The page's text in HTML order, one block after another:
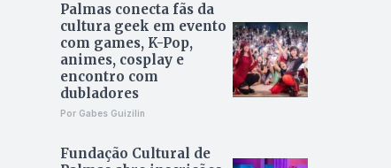
Palmas conecta fãs da
cultura geek em evento
com games, K-Pop,
animes, cosplay e
encontro com
dubladores
Por Gabes Guizilin
Fundação Cultural de